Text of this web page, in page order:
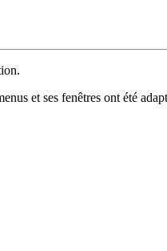
et ses fenêtres ont été